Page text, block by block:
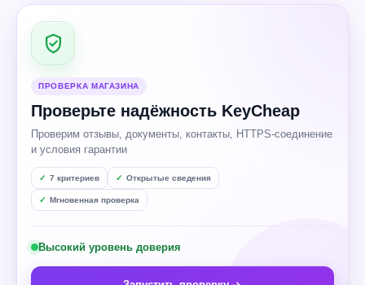
ПРОВЕРКА МАГАЗИНА
Проверьте надёжность KeyCheap
Проверим отзывы, документы, контакты, HTTPS-соединение
и условия гарантии
7 критериев Открытые сведения
Мгновенная проверка
Высокий уровень доверия